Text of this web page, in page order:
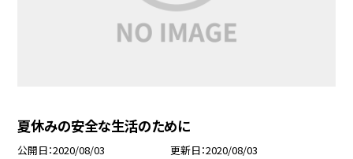
夏休みの安全な生活のために
公開日 2020/08/03 更新日 2020/08/03